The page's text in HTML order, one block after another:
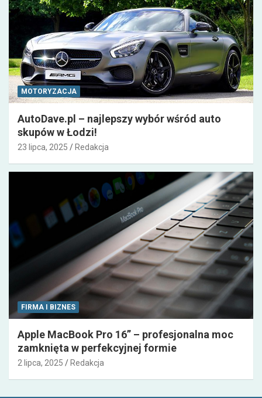
MOTORYZACJA
AutoDave.pl – najlepszy wybór wśród auto
skupów w Łodzi!
23 lipca, 2025 Redakcja
FIRMA I BIZNES
Apple MacBook Pro 16” – profesjonalna moc
zamknięta w perfekcyjnej formie
2 lipca, 2025 Redakcja